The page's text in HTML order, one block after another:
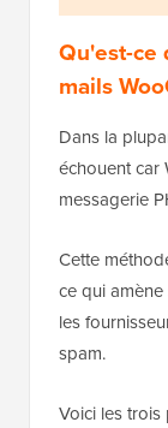
Qu'est-ce
mails
Dans la
échouent car
messagerie
Cette
ce qui
les
spam.
Voici les